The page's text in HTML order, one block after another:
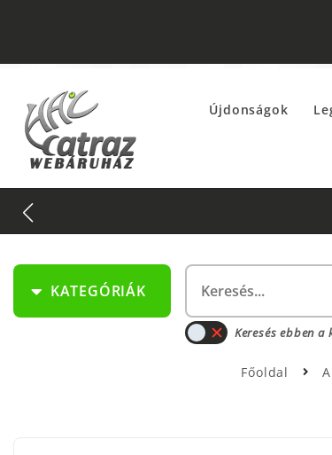
Újdonságok
KATEGÓRIÁK
Keresés ebben a
Főoldal